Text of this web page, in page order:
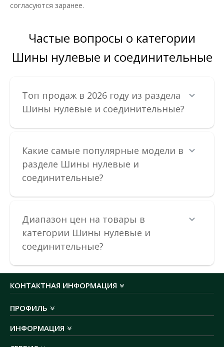
Шина нулевая SP 6x9мм 7 отверстий с изолятором
SEZ зеленая
Доступность: В наличии
Шины нулевые SP предназначены для электрического и
В КОРЗИНУ
согласуются заранее.
Частые вопросы о категории
Шины нулевые и соединительные
Топ продаж в 2026 году из раздела
Шины нулевые и соединительные?
Какие самые популярные модели в
разделе Шины нулевые и
соединительные?
Диапазон цен на товары в
категории Шины нулевые и
соединительные?
КОНТАКТНАЯ ИНФОРМАЦИЯ
ПРОФИЛЬ
ИНФОРМАЦИЯ